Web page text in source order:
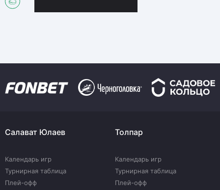
Салават Юлаев
Календарь игр
Турнирная таблица
Плей-офф
Толпар
Календарь игр
Турнирная таблица
Плей-офф